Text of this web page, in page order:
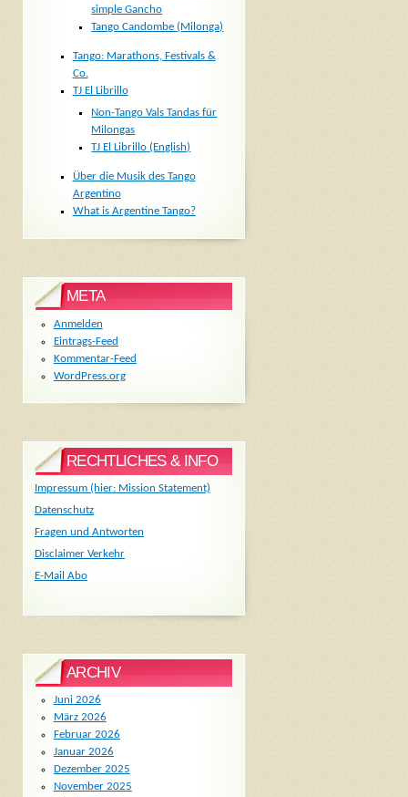
simple Gancho
Tango Candombe (Milonga)
Tango: Marathons, Festivals &
Co.
TJ El Librillo
Non-Tango Vals Tandas für
Milongas
TJ El Librillo (English)
Über die Musik des Tango
Argentino
What is Argentine Tango?
META
Anmelden
Eintrags-Feed
Kommentar-Feed
WordPress.org
RECHTLICHES & INFO
Impressum (hier: Mission Statement)
Datenschutz
Fragen und Antworten
Disclaimer Verkehr
E-Mail Abo
ARCHIV
Juni 2026
März 2026
Februar 2026
Januar 2026
Dezember 2025
November 2025